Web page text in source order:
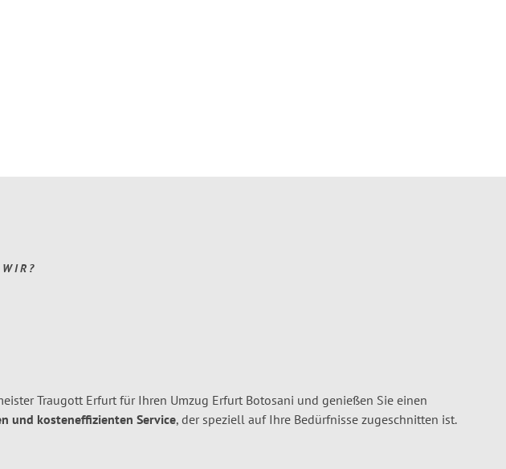
Traugott Erfurt für Ihren Umzug Erfurt Botosani und genießen Sie einen
und kosteneffizienten Service, der speziell auf Ihre Bedürfnisse zugeschnitten ist.